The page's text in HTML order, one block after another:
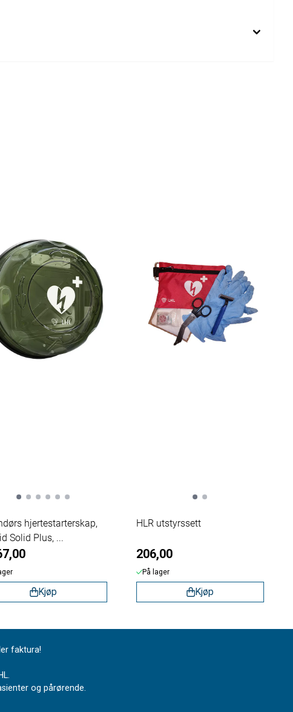
hjertestarterskap,
Solid Plus, ...
Kjøp
HLR utstyrssett
206,00
På lager
Kjøp
faktura!
og pårørende.